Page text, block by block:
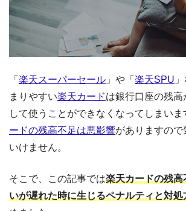
「 楽天スーパーセール 」や「 楽天SPU
まりやすい楽天カードは銀行口座の残
して使うことができなくなってしまいま
ードの残高不足は悪影響がありますの
いけません。
そこで、この記事では楽天カードの残
いが遅れた時に生じるペナルティと対処